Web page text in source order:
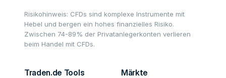
Risikohinweis: CFDs sind komplexe Instrumente mit
Hebel und bergen ein hohes finanzielles Risiko.
Zwischen 74-89% der Privatanlegerkonten verlieren
beim Handel mit CFDs.
Traden.de Tools Märkte